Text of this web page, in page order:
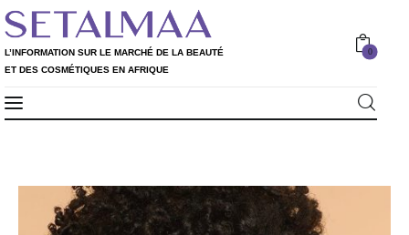
L’INFORMATION SUR LE MARCHÉ DE LA BEAUTÉ
ET DES COSMÉTIQUES EN AFRIQUE
0
Rapport 2020